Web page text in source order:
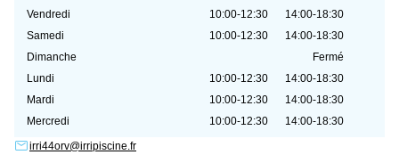
Vendredi
10:00-12:30
14:00-18:30
Samedi
10:00-12:30
14:00-18:30
Dimanche
Fermé
Lundi
10:00-12:30
14:00-18:30
Mardi
10:00-12:30
14:00-18:30
Mercredi
10:00-12:30
14:00-18:30
irri44orv@irripiscine.fr